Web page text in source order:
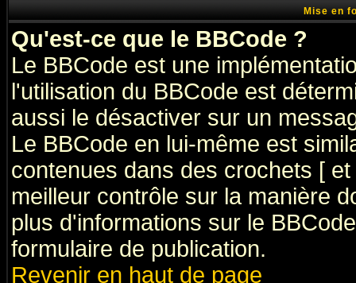
Mise en
Qu'est-ce que le BBCode ?
Le BBCode est une
l'utilisation du BBCode est
aussi le désactiver sur un
Le BBCode en lui-même est
contenues dans des crochets [
meilleur contrôle sur la manière
plus d'informations sur le
formulaire de publication.
Revenir en haut de page